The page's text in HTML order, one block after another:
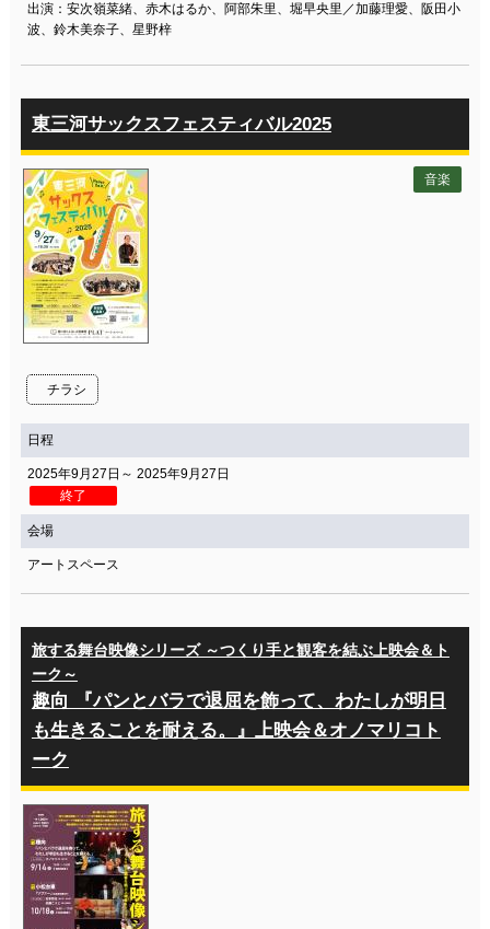
出演：安次嶺菜緒、赤木はるか、阿部朱里、堀早央里／加藤理愛、阪田小
波、鈴木美奈子、星野梓
東三河サックスフェスティバル2025
チラシ
音楽
日程
2025年9月27日～ 2025年9月27日
終了
会場
アートスペース
旅する舞台映像シリーズ ～つくり手と観客を結ぶ上映会＆ト
ーク～
趣向 『パンとバラで退屈を飾って、わたしが明日
も生きることを耐える。』上映会＆オノマリコト
ーク